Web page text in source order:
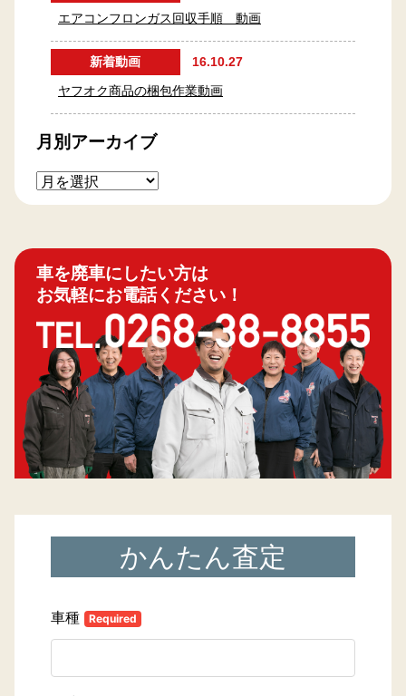
エアコンフロンガス回収手順 動画
新着動画 16.10.27
ヤフオク商品の梱包作業動画
月別アーカイブ
車を廃車にしたい方は
お気軽にお電話ください！